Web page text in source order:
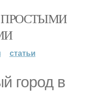
ПРОСТЫМИ
статьи
город в